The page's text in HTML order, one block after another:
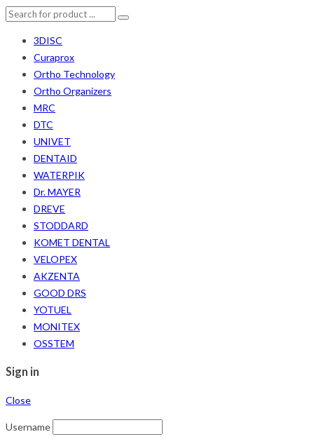
3DISC
Curaprox
Ortho Technology
Ortho Organizers
MRC
DTC
UNIVET
DENTAID
WATERPIK
Dr. MAYER
DREVE
STODDARD
KOMET DENTAL
VELOPEX
AKZENTA
GOOD DRS
YOTUEL
MONITEX
OSSTEM
Sign in
Close
Username